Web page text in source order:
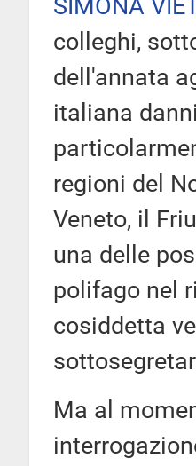
SIMONA
colleghi,
dell'annata
italiana
regioni del
Veneto, il
una delle
polifago nel
cosiddetta
Ma al